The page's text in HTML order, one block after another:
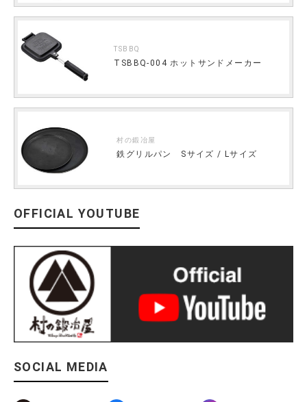
TSBBQ
TSBBQ-004 ホットサンドメーカー
村の鍛冶屋
鉄グリルパン Sサイズ / Lサイズ
OFFICIAL YOUTUBE
SOCIAL MEDIA